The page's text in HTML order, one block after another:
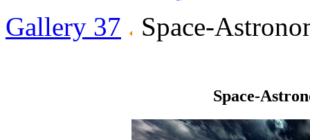
Gallery 37
Space-
Space-